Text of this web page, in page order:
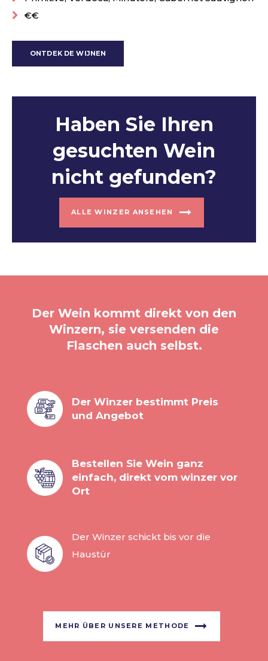
€€
ONTDEK DE WIJNEN
Haben Sie Ihren
gesuchten Wein
nicht gefunden?
ALLE WINZER ANSEHEN
Der Wein kommt direkt von den
Winzern, sie versenden die
Flaschen auch selbst.
Der Winzer bestimmt Preis
und Angebot
Bestellen Sie Wein ganz
einfach, direkt vom winzer vor
Ort
Der Winzer schickt bis vor die
Haustür
MEHR ÜBER UNSERE METHODE